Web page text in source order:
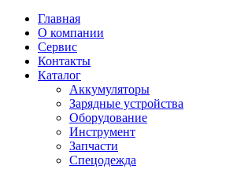
Главная
О компании
Сервис
Контакты
Каталог
Аккумуляторы
Зарядные устройства
Оборудование
Инструмент
Запчасти
Спецодежда